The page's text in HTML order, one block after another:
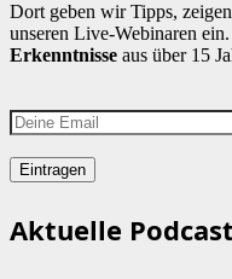
Dort geben wir Tipps,
unseren Live-Webinaren ein.
Erkenntnisse aus über 15
Aktuelle